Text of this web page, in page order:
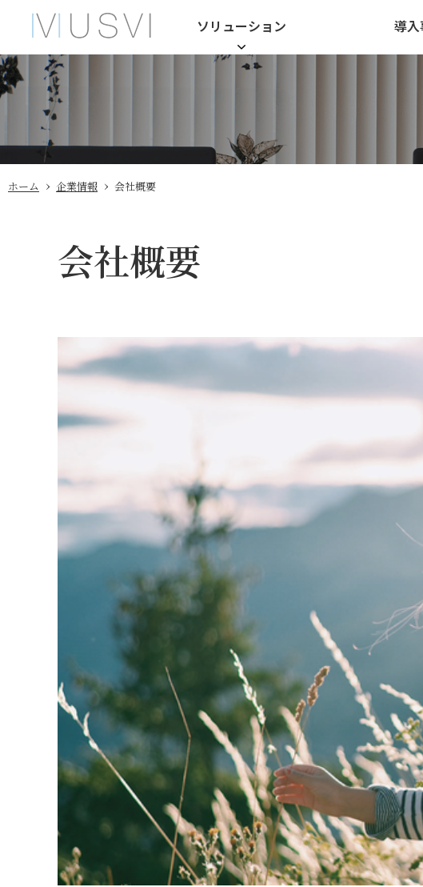
ソリューション 導
ホーム › 企業情報 › 会社概要
会社概要